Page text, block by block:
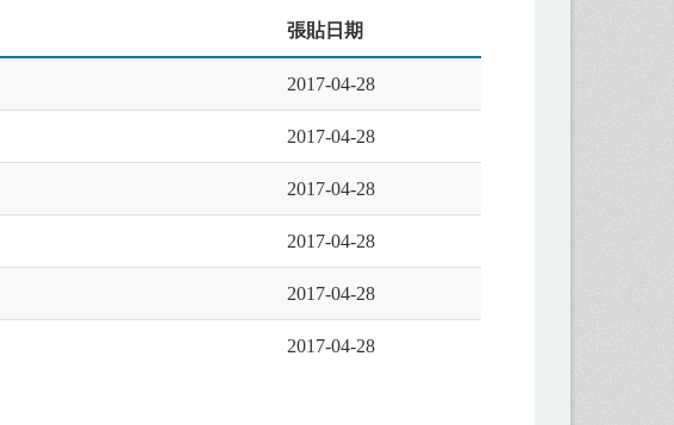
張貼日期
2017-04-28
2017-04-28
2017-04-28
2017-04-28
2017-04-28
2017-04-28